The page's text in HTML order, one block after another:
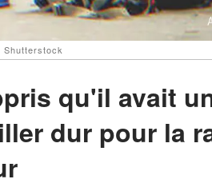
Shutterstock
qu'il avait
dur pour la